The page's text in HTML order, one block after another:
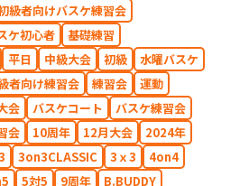
級者向けバスケ練習会
ケ初心者
基礎練習
平日 中級大会 初級
水曜バスケ
者向け練習会 練習会
運動
会 バスケコート
バスケ練習会
会 10周年 12月大会
2024年
3on3CLASSIC 3ｘ3
4on4
5対5 9周年 B.BUDDY